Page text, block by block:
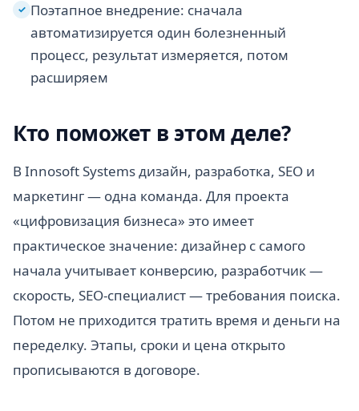
✓ Поэтапное внедрение: сначала
автоматизируется один болезненный
процесс, результат измеряется, потом
расширяем
Кто поможет в этом деле?
В Innosoft Systems дизайн, разработка, SEO и
маркетинг — одна команда. Для проекта
«цифровизация бизнеса» это имеет
практическое значение: дизайнер с самого
начала учитывает конверсию, разработчик —
скорость, SEO-специалист — требования поиска.
Потом не приходится тратить время и деньги на
переделку. Этапы, сроки и цена открыто
прописываются в договоре.